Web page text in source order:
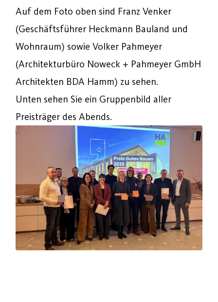
Auf dem Foto oben sind Franz Venker
(Geschäftsführer Heckmann Bauland und
Wohnraum) sowie Volker Pahmeyer
(Architekturbüro Noweck + Pahmeyer GmbH
Architekten BDA Hamm) zu sehen.
Unten sehen Sie ein Gruppenbild aller
Preisträger des Abends.